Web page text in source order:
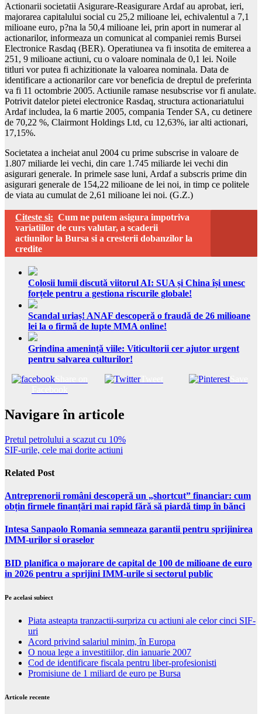
Actionarii societatii Asigurare-Reasigurare Ardaf au aprobat, ieri,
majorarea capitalului social cu 25,2 milioane lei, echivalentul a 7,1
milioane euro, p?na la 50,4 milioane lei, prin aport in numerar al
actionarilor, informeaza un comunicat al companiei remis Bursei
Electronice Rasdaq (BER). Operatiunea va fi insotita de emiterea a
251, 9 milioane actiuni, cu o valoare nominala de 0,1 lei. Noile
titluri vor putea fi achizitionate la valoarea nominala. Data de
identificare a actionarilor care vor beneficia de dreptul de preferinta
va fi 11 octombrie 2005. Actiunile ramase nesubscrise vor fi anulate.
Potrivit datelor pietei electronice Rasdaq, structura actionariatului
Ardaf includea, la 6 martie 2005, compania Tender SA, cu detinere
de 70,22 %, Clairmont Holdings Ltd, cu 12,63%, iar alti actionari,
17,15%.
Societatea a incheiat anul 2004 cu prime subscrise in valoare de
1.807 miliarde lei vechi, din care 1.745 miliarde lei vechi din
asigurari generale. In primele sase luni, Ardaf a subscris prime din
asigurari generale de 154,22 milioane de lei noi, in timp ce politele
de viata au cumulat de 2,61 milioane lei noi. (G.Z.)
Citeste si: Cum ne putem asigura impotriva
variatiilor de curs valutar, a scaderii
actiunilor la Bursa si a cresterii dobanzilor la
credite
Colosii lumii discută viitorul AI: SUA și China își unesc
forțele pentru a gestiona riscurile globale!
Scandal uriaș! ANAF descoperă o fraudă de 26 milioane
lei la o firmă de lupte MMA online!
Grindina amenință viile: Viticultorii cer ajutor urgent
pentru salvarea culturilor!
Tweet Save
Navigare în articole
Pretul petrolului a scazut cu 10%
SIF-urile, cele mai dorite actiuni
Related Post
Antreprenorii români descoperă un „shortcut” financiar: cum
obțin firmele finanțări mai rapid fără să piardă timp în bănci
Intesa Sanpaolo Romania semneaza garantii pentru sprijinirea
IMM-urilor si oraselor
BID planifica o majorare de capital de 100 de milioane de euro
in 2026 pentru a sprijini IMM-urile si sectorul public
Pe acelasi subiect
Piata asteapta tranzactii-surpriza cu actiuni ale celor cinci SIF-
uri
Acord privind salariul minim, în Europa
O noua lege a investitiilor, din ianuarie 2007
Cod de identificare fiscala pentru liber-profesionisti
Promisiune de 1 miliard de euro pe Bursa
Articole recente